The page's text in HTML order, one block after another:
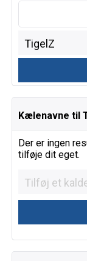
Kælenavne til
Der er ingen
tilføje dit eget.